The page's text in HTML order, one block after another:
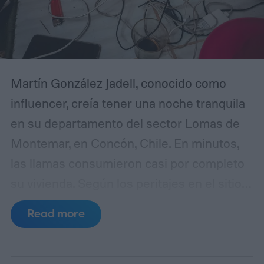
Martín González Jadell, conocido como
influencer, creía tener una noche tranquila
en su departamento del sector Lomas de
Montemar, en Concón, Chile. En minutos,
del siniestro, el origen fue el
sobrecalentamiento de un cargador de
Read more